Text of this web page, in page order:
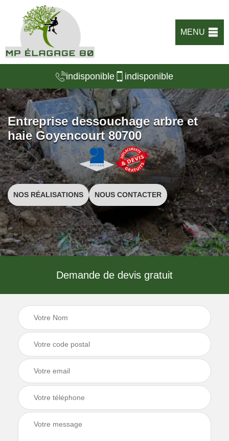
MENU
indisponible indisponible
Entreprise dessouchage arbre et
haie Goyencourt 80700
NOS RÉALISATIONS NOUS CONTACTER
Demande de devis gratuit